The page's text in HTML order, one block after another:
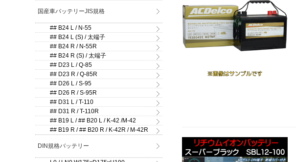
国産車バッテリーJIS規格
## B24 L / N-55
## B24 L (S) / 太端子
## B24 R / N-55R
## B24 R (S) / 太端子
## D23 L / Q-85
## D23 R / Q-85R
## D26 L / S-95
## D26 R / S-95R
## D31 L / T-110
## D31 R / T-110R
## B19 L / ## B20 L / K-42 /M-42
## B19 R / ## B20 R / K-42R / M-42R
DIN規格バッテリー